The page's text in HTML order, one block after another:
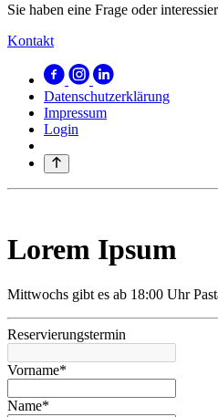
Sie haben eine Frage oder
Kontakt
Datenschutzerklärung
Impressum
Login
Lorem Ipsum
Mittwochs gibt es ab 18:00 Uhr
Reservierungstermin
Vorname*
Name*